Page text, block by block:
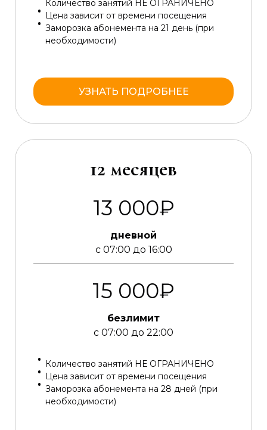
Количество занятий НЕ ОГРАНИЧЕНО
Цена зависит от времени посещения
Заморозка абонемента на 21 день (при
необходимости)
УЗНАТЬ ПОДРОБНЕЕ
12 месяцев
13 000₽
дневной
с 07:00 до 16:00
15 000₽
безлимит
с 07:00 до 22:00
Количество занятий НЕ ОГРАНИЧЕНО
Цена зависит от времени посещения
Заморозка абонемента на 28 дней (при
необходимости)